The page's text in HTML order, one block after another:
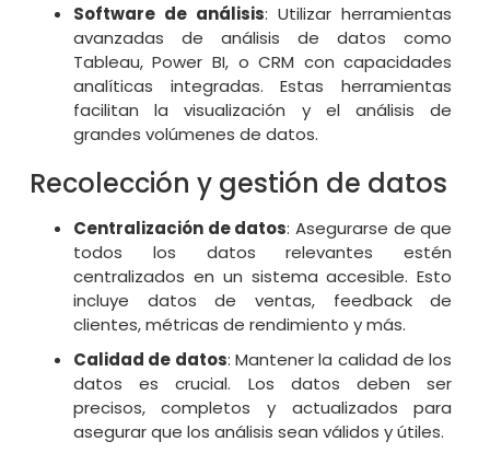
Software de análisis: Utilizar herramientas
avanzadas de análisis de datos como
Tableau, Power BI, o CRM con capacidades
analíticas integradas. Estas herramientas
facilitan la visualización y el análisis de
grandes volúmenes de datos.
Recolección y gestión de datos
Centralización de datos: Asegurarse de que
todos los datos relevantes estén
centralizados en un sistema accesible. Esto
incluye datos de ventas, feedback de
clientes, métricas de rendimiento y más.
Calidad de datos: Mantener la calidad de los
datos es crucial. Los datos deben ser
precisos, completos y actualizados para
asegurar que los análisis sean válidos y útiles.